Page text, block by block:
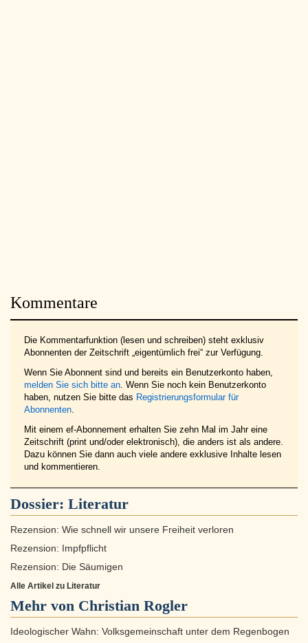
Kommentare
Die Kommentarfunktion (lesen und schreiben) steht exklusiv
Abonnenten der Zeitschrift „eigentümlich frei“ zur Verfügung.
Wenn Sie Abonnent sind und bereits ein Benutzerkonto haben,
melden Sie sich bitte an. Wenn Sie noch kein Benutzerkonto
haben, nutzen Sie bitte das Registrierungsformular für
Abonnenten.
Mit einem ef-Abonnement erhalten Sie zehn Mal im Jahr eine
Zeitschrift (print und/oder elektronisch), die anders ist als andere.
Dazu können Sie dann auch viele andere exklusive Inhalte lesen
und kommentieren.
Dossier: Literatur
Rezension: Wie schnell wir unsere Freiheit verloren
Rezension: Impfpflicht
Rezension: Die Säumigen
Alle Artikel zu Literatur
Mehr von Christian Rogler
Ideologischer Wahn: Volksgemeinschaft unter dem Regenbogen